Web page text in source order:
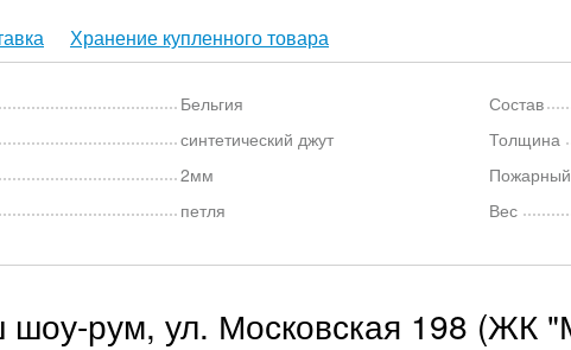
Хранение купленного товара
Бельгия
синтетический джут
2мм
петля
Состав
Толщина
Вес
шоу-рум, ул. Московская 198 (ЖК